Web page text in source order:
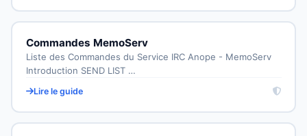
Commandes MemoServ
Liste des Commandes du Service IRC Anope - MemoServ
Introduction SEND LIST …
Lire le guide